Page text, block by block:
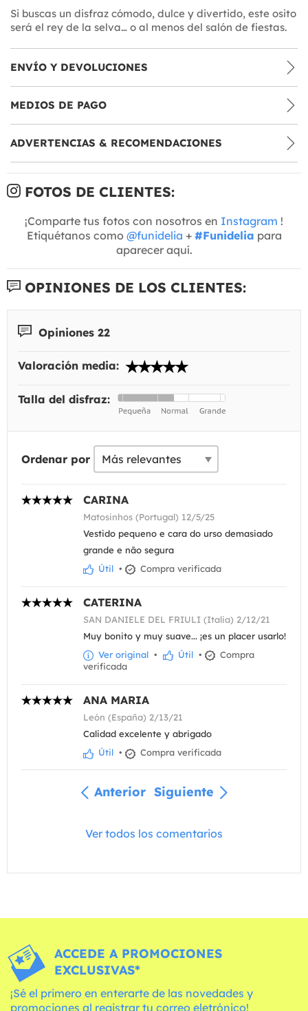
Si buscas un disfraz cómodo, dulce y divertido, este osito
será el rey de la selva… o al menos del salón de fiestas.
ENVÍO Y DEVOLUCIONES
MEDIOS DE PAGO
ADVERTENCIAS & RECOMENDACIONES
FOTOS DE CLIENTES:
¡Comparte tus fotos con nosotros en Instagram !
Etiquétanos como @funidelia + #Funidelia para
aparecer aquí.
OPINIONES DE LOS CLIENTES:
Opiniones 22
Valoración media:
Talla del disfraz:
Ordenar por
CARINA
Matosinhos (Portugal) 12/5/25
Vestido pequeno e cara do urso demasiado
grande e não segura
Útil • Compra verificada
CATERINA
SAN DANIELE DEL FRIULI (Italia) 2/12/21
Muy bonito y muy suave... ¡es un placer usarlo!
Ver original • Útil •
Compra
verificada
ANA MARIA
León (España) 2/13/21
Calidad excelente y abrigado
Útil • Compra verificada
Anterior Siguiente
Ver todos los comentarios
ACCEDE A PROMOCIONES
EXCLUSIVAS*
¡Sé el primero en enterarte de las novedades y
promociones al registrar tu correo eletrónico!